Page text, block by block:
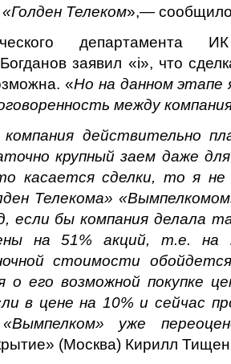
Телеком»,— сообщило
департамента
заявил «i», что
«Но на данном
между
действительно
крупный заем даже
касается сделки, то я не
Телекома»
если бы компания делала
на 51% акций, т.е. на
стоимости
о его возможной покупке
в цене на 10% и сейчас
уже
(Москва) Кирилл